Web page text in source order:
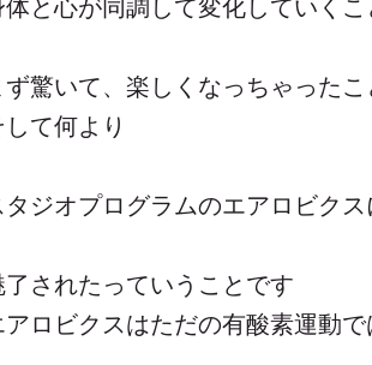
ず驚いて、楽しくなっちゃったこ
して何より
タジオプログラムのエアロビクス
了されたっていうことです
アロビクスはただの有酸素運動で